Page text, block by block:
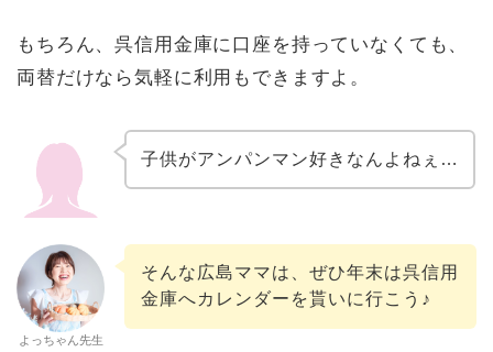
もちろん、呉信用金庫に口座を持っていなくても、
両替だけなら気軽に利用もできますよ。
子供がアンパンマン好きなんよねぇ…
よっちゃん先生
そんな広島ママは、ぜひ年末は呉信用
金庫へカレンダーを貰いに行こう♪